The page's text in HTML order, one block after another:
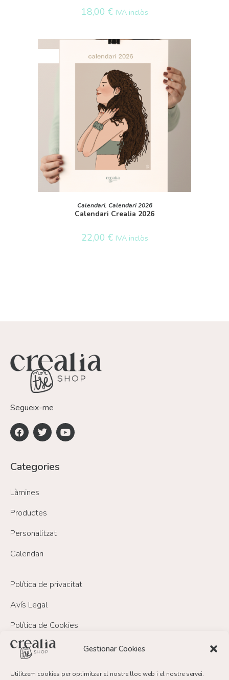
Gestionar Cookies
Utilitzem cookies per optimitzar el nostre lloc web i el nostre servei.
18,00 € IVA inclòs
LLEGEIX MÉS
Calendari, Calendari 2026
Calendari Crealia 2026
22,00 € IVA inclòs
Segueix-me
Categories
Làmines
Productes
Personalitzat
Calendari
Política de privacitat
Avís Legal
Política de Cookies
Política de devolucions i reemborsament
FAQ’s